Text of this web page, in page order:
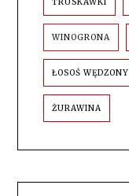
TRUSKAWKI
WINOGRONA
ŁOSOŚ WĘDZONY
ŻURAWINA